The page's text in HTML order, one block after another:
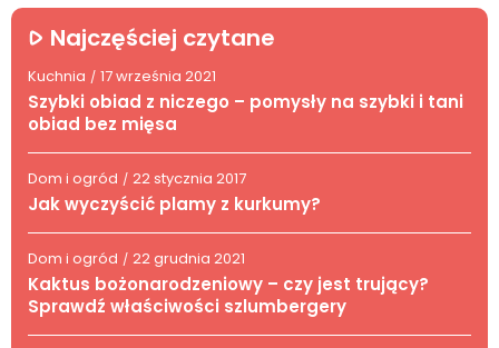
Najczęściej czytane
Kuchnia / 17 września 2021
Szybki obiad z niczego – pomysły na szybki i tani
obiad bez mięsa
Dom i ogród / 22 stycznia 2017
Jak wyczyścić plamy z kurkumy?
Dom i ogród / 22 grudnia 2021
Kaktus bożonarodzeniowy – czy jest trujący?
Sprawdź właściwości szlumbergery